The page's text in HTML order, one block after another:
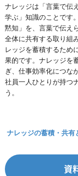
ナレッジは「言葉で伝
学ぶ」知識のことです
黙知」を、言葉で伝え
全体に共有する取り組
レッジを蓄積するため
果的です。ナレッジを
ぎ、仕事効率化につな
社員一人ひとりが持つ
う。
ナレッジの蓄積・共
資